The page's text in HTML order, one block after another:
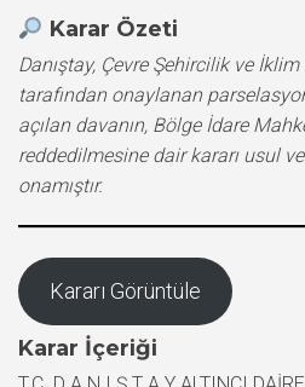
Karar Özeti
Danıştay, Çevre Şehircilik ve
tarafından onaylanan
açılan davanın, Bölge İdare
reddedilmesine dair kararı usul
onamıştır.
Kararı Görüntüle
Karar İçeriği